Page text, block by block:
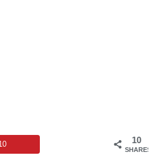
10
SHARES